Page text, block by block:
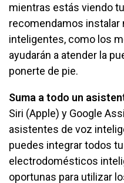
mientras estás viendo
recomendamos instalar
inteligentes, como los
ayudarán a atender la
ponerte de pie.
Suma a todo un
Siri (Apple) y Google
asistentes de voz
puedes integrar todos
electrodomésticos
oportunas para utilizar